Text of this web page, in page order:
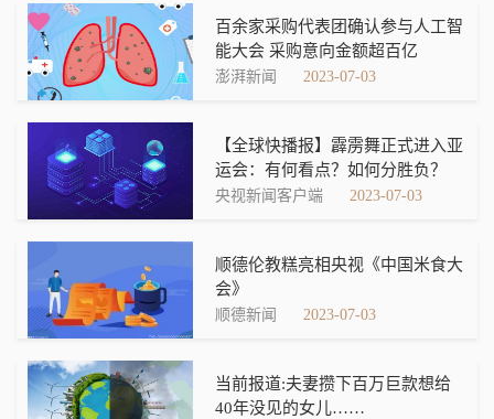
百余家采购代表团确认参与人工智
能大会 采购意向金额超百亿
澎湃新闻 2023-07-03
【全球快播报】霹雳舞正式进入亚
运会：有何看点？如何分胜负？
央视新闻客户端 2023-07-03
顺德伦教糕亮相央视《中国米食大
会》
顺德新闻 2023-07-03
当前报道:夫妻攒下百万巨款想给
40年没见的女儿……